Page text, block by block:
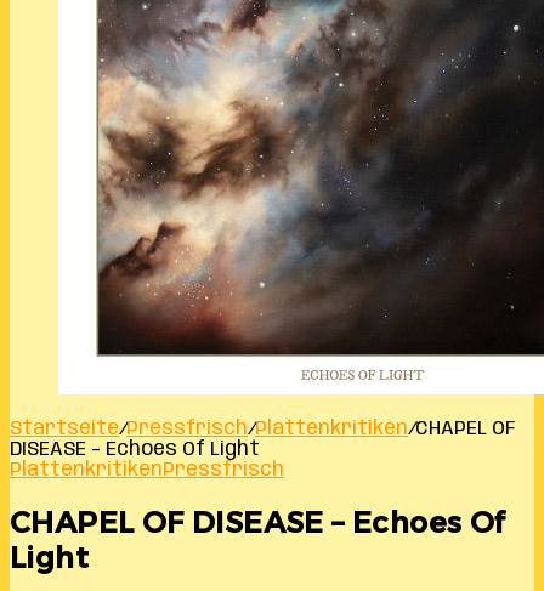
Startseite/Pressfrisch/Plattenkritiken/CHAPEL OF
DISEASE – Echoes Of Light
PlattenkritikenPressfrisch
CHAPEL OF DISEASE – Echoes Of
Light